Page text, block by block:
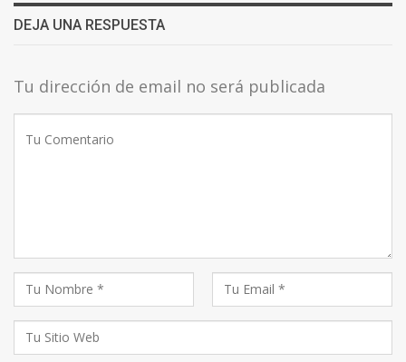
DEJA UNA RESPUESTA
Tu dirección de email no será publicada